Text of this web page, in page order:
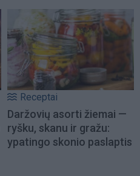
Receptai
Daržovių asorti žiemai —
ryšku, skanu ir gražu:
ypatingo skonio paslaptis